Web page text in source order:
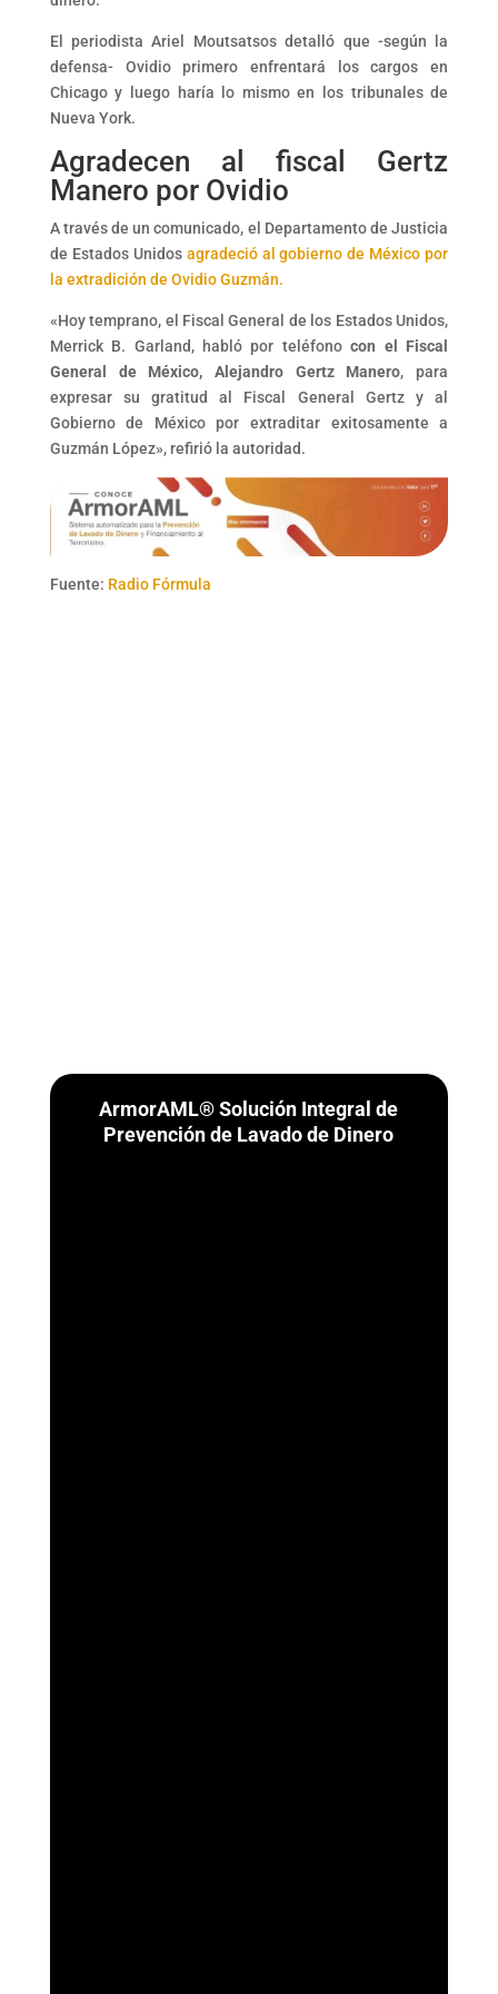
El periodista Ariel Moutsatsos detalló que -según la
defensa- Ovidio primero enfrentará los cargos en
Chicago y luego haría lo mismo en los tribunales de
Nueva York.
Agradecen al fiscal Gertz
Manero por Ovidio
A través de un comunicado, el Departamento de Justicia
de Estados Unidos agradeció al gobierno de México por
la extradición de Ovidio Guzmán.
«Hoy temprano, el Fiscal General de los Estados Unidos,
Merrick B. Garland, habló por teléfonocon el Fiscal
General de México, Alejandro Gertz Manero, para
expresar su gratitud al Fiscal General Gertz y al
Gobierno de México por extraditar exitosamente a
Guzmán López», refirió la autoridad.
Fuente: Radio Fórmula
ArmorAML® Solución Integral de
Prevención de Lavado de Dinero